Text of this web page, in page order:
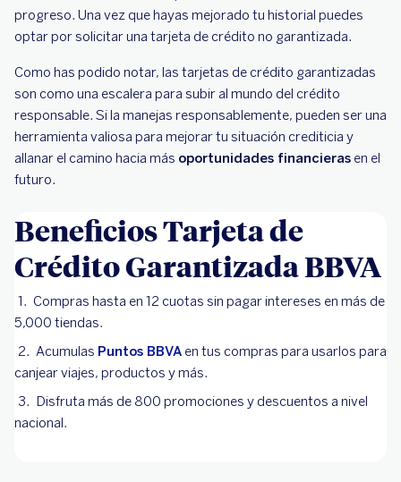
progreso. Una vez que hayas mejorado tu historial puedes
optar por solicitar una tarjeta de crédito no garantizada.
Como has podido notar, las tarjetas de crédito garantizadas
son como una escalera para subir al mundo del crédito
responsable. Si la manejas responsablemente, pueden ser una
herramienta valiosa para mejorar tu situación crediticia y
allanar el camino hacia más oportunidades financieras en el
futuro.
Beneficios Tarjeta de
Crédito Garantizada BBVA
Compras hasta en 12 cuotas sin pagar intereses en más de
5,000 tiendas.
Acumulas Puntos BBVA en tus compras para usarlos para
canjear viajes, productos y más.
Disfruta más de 800 promociones y descuentos a nivel
nacional.